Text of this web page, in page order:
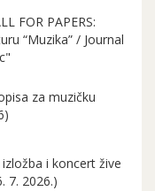
FOR PAPERS:
“Muzika” / Journal
za muzičku
i koncert žive
7. 2026.)